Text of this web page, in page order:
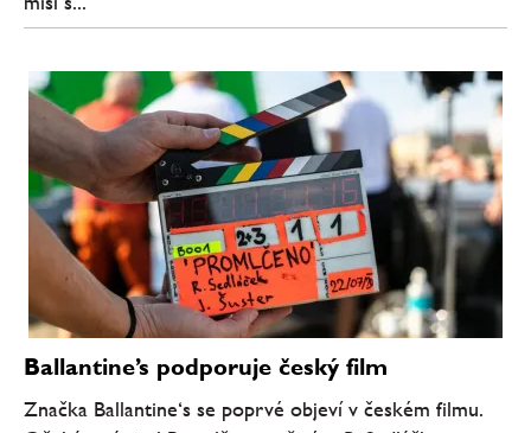
Ballantine’s podporuje český film
Značka Ballantine‘s se poprvé objeví v českém filmu.